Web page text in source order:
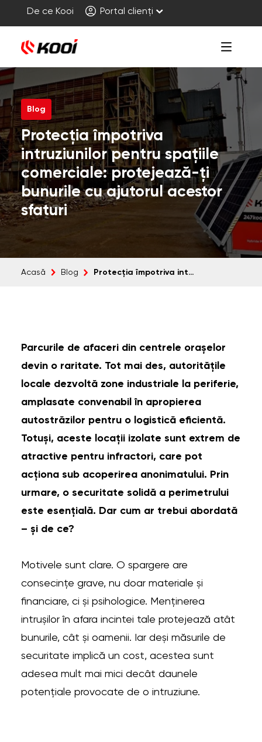
De ce Kooi Portal clienți
Blog
Protecția împotriva
intruziunilor pentru spațiile
comerciale: protejează-ți
bunurile cu ajutorul acestor
sfaturi
Acasă Blog Protecția împotriva intruziunilor pentru spațiile comerciale: protejează-ți bunurile cu ajutorul acestor sfaturi
Parcurile de afaceri din centrele orașelor
devin o raritate. Tot mai des, autoritățile
locale dezvoltă zone industriale la periferie,
amplasate convenabil în apropierea
autostrăzilor pentru o logistică eficientă.
Totuși, aceste locații izolate sunt extrem de
atractive pentru infractori, care pot
acționa sub acoperirea anonimatului. Prin
urmare, o securitate solidă a perimetrului
este esențială. Dar cum ar trebui abordată
– și de ce?
Motivele sunt clare. O spargere are
consecințe grave, nu doar materiale și
financiare, ci și psihologice. Menținerea
intrușilor în afara incintei tale protejează atât
bunurile, cât și oamenii. Iar deși măsurile de
securitate implică un cost, acestea sunt
adesea mult mai mici decât daunele
potențiale provocate de o intruziune.